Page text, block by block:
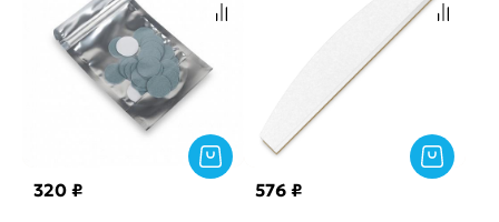
320 ₽ 576 ₽